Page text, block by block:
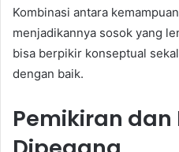
Kombinasi antara
menjadikannya sosok yang
bisa berpikir konseptual
dengan baik.
Pemikiran dan